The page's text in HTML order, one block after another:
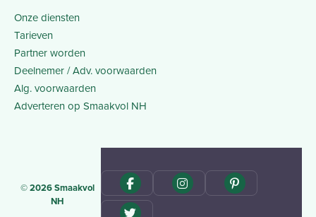
Onze diensten
Tarieven
Partner worden
Deelnemer / Adv. voorwaarden
Alg. voorwaarden
Adverteren op Smaakvol NH
© 2026 Smaakvol
NH